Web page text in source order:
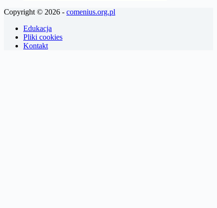
Copyright © 2026 - comenius.org.pl
Edukacja
Pliki cookies
Kontakt